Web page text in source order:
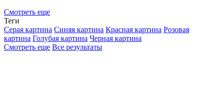
Смотреть еще
Теги
Серая картина Синяя картина Красная картина Розовая
картина Голубая картина Черная картина
Смотреть еще Все результаты